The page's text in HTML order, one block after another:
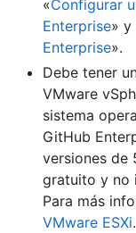
«Configurar
Enterprise» y
Enterprise».
Debe tener
VMware
sistema
GitHub
versiones de
gratuito y no
Para más
VMware ESXi.